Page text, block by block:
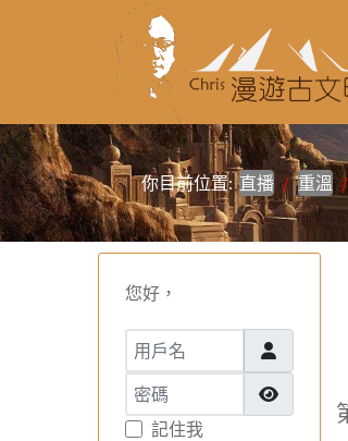
你目前位置:直播 重溫
您好，
用戶名
密碼
顯示密碼
記住我